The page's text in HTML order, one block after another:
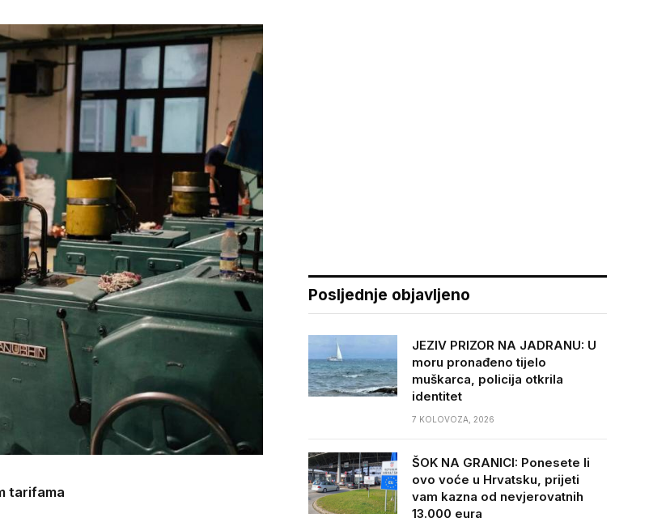
tarifama
Posljednje objavljeno
JEZIV PRIZOR NA JADRANU: U
moru pronađeno tijelo
muškarca, policija otkrila
identitet
7 KOLOVOZA, 2026
ŠOK NA GRANICI: Ponesete li
ovo voće u Hrvatsku, prijeti
vam kazna od nevjerovatnih
13.000 eura